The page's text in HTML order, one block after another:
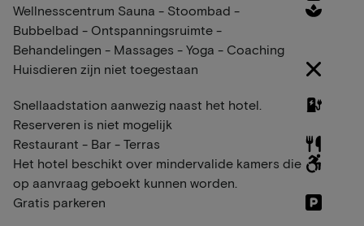
Wellnesscentrum Sauna - Stoombad -
Bubbelbad - Ontspanningsruimte -
Behandelingen - Massages - Yoga - Coaching
Huisdieren zijn niet toegestaan
Snellaadstation aanwezig naast het hotel.
Reserveren is niet mogelijk
Restaurant - Bar - Terras
Het hotel beschikt over mindervalide kamers die
op aanvraag geboekt kunnen worden.
Gratis parkeren